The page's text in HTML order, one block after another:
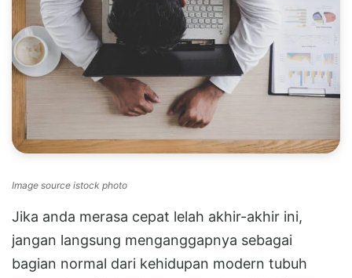
Image source istock photo
Jika anda merasa cepat lelah akhir-akhir ini,
jangan langsung menganggapnya sebagai
bagian normal dari kehidupan modern tubuh